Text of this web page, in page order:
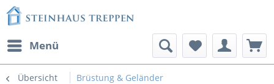
Menü
Übersicht Brüstung & Geländer